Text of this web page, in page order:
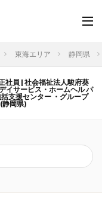
東海エリア 静岡県
員 | 社会福祉法人駿府葵
イサービス・ホームヘル パ
支援センター ・グループ
静岡県)